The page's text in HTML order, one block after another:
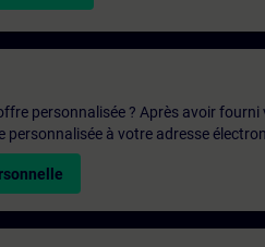
personnalisée ? Après avoir
à votre adresse